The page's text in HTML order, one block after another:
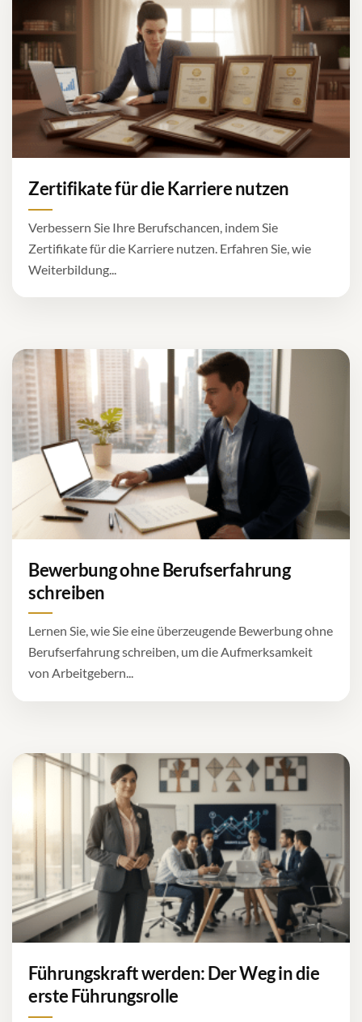
Zertifikate für die Karriere nutzen
Verbessern Sie Ihre Berufschancen, indem Sie
Zertifikate für die Karriere nutzen. Erfahren Sie, wie
Weiterbildung...
Bewerbung ohne Berufserfahrung
schreiben
Lernen Sie, wie Sie eine überzeugende Bewerbung ohne
Berufserfahrung schreiben, um die Aufmerksamkeit
von Arbeitgebern...
Führungskraft werden: Der Weg in die
erste Führungsrolle